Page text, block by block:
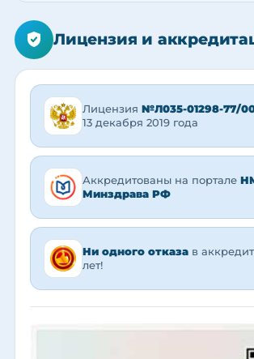
Лицензия и
Лицензия №Л035-01298-77/
13 декабря 2019 года
Аккредитованы на портале
Минздрава РФ
Ни одного отказа в
лет!